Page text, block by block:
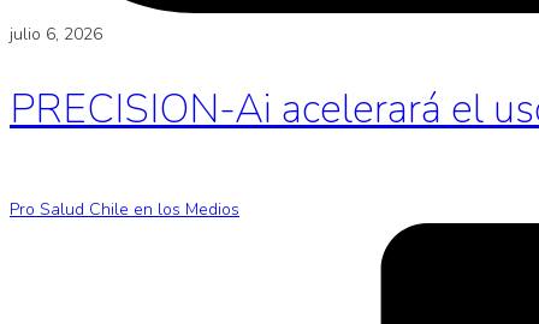
julio 6, 2026
PRECISION-Ai acelerará el
Pro Salud Chile en los Medios